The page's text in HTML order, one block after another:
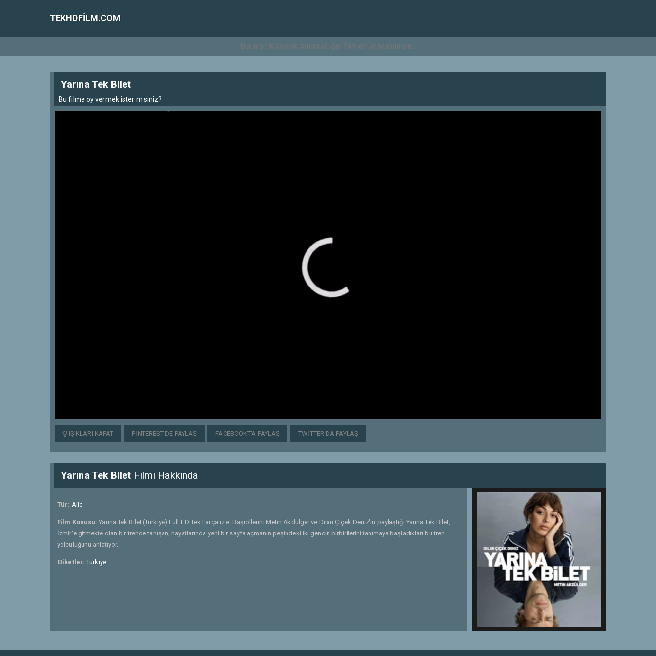
TEKHDFILM.COM
Yarına Tek Bilet
Bu filme oy vermek ister misiniz?
IŞIKLARI KAPAT PINTEREST'DE PAYLAŞ FACEBOOK'TA PAYLAŞ TWITTER'DA PAYLAŞ
Yarına Tek Bilet Filmi Hakkında
Tür: Aile
Film Konusu:Yarına Tek Bilet (Türkiye) Full HD Tek Parça izle. Başrollerini Metin Akdülger ve Dilan Çiçek Deniz'in paylaştığı Yarına Tek Bilet,
İzmir'e gitmekte olan bir trende tanışan, hayatlarında yeni bir sayfa açmanın peşindeki iki gencin birbirilerini tanımaya başladıkları bu tren
yolculuğunu anlatıyor.
Etiketler:Türkiye